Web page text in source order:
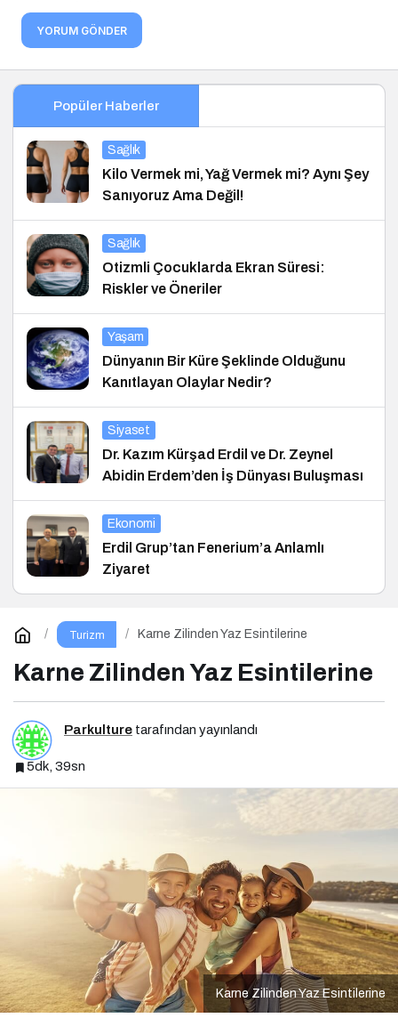
YORUM GÖNDER
Popüler Haberler
Sağlık
Kilo Vermek mi, Yağ Vermek mi? Aynı Şey
Sanıyoruz Ama Değil!
Sağlık
Otizmli Çocuklarda Ekran Süresi:
Riskler ve Öneriler
Yaşam
Dünyanın Bir Küre Şeklinde Olduğunu
Kanıtlayan Olaylar Nedir?
Siyaset
Dr. Kazım Kürşad Erdil ve Dr. Zeynel
Abidin Erdem’den İş Dünyası Buluşması
Ekonomi
Erdil Grup’tan Fenerium’a Anlamlı
Ziyaret
Turizm Karne Zilinden Yaz Esintilerine
Karne Zilinden Yaz Esintilerine
Parkulture tarafından yayınlandı
5dk, 39sn
Karne Zilinden Yaz Esintilerine